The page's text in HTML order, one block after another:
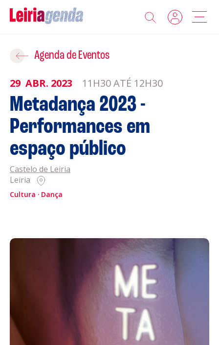
Agenda
Sobre a Leiriagenda
Promotores
Clubes Desportivos
Contactos
Informações
Política de Privacidade
Agenda de Eventos
29 ABR. 2023 11H30 ATÉ 12H30
Metadança 2023 -
Performances em
espaço público
Castelo de Leiria
Leiria
Cultura Dança
Adicionar ao Roteiro
ROTEIROS EXISTENTES
CRIAR NOVO
Gravar